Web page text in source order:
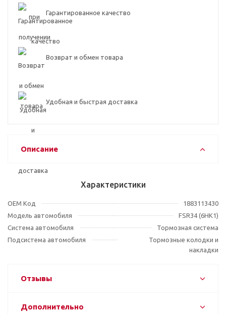
Гарантированное качество
Возврат и обмен товара
Удобная и быстрая доставка
Описание
Характеристики
OEM Код
1883113430
Модель автомобиля
FSR34 (6HK1)
Система автомобиля
Тормозная система
Подсистема автомобиля
Тормозные колодки и
накладки
Отзывы
Дополнительно